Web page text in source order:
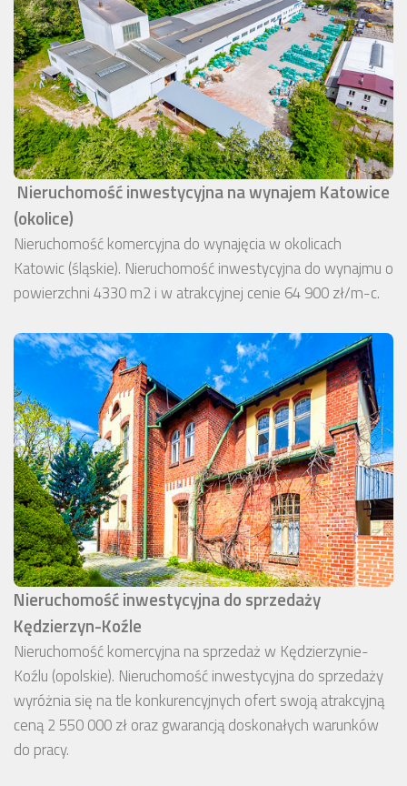
Nieruchomość inwestycyjna na wynajem Katowice
(okolice)
Nieruchomość komercyjna do wynajęcia w okolicach
Katowic (śląskie). Nieruchomość inwestycyjna do wynajmu o
powierzchni 4330 m2 i w atrakcyjnej cenie 64 900 zł/m-c.
Nieruchomość inwestycyjna do sprzedaży
Kędzierzyn-Koźle
Nieruchomość komercyjna na sprzedaż w Kędzierzynie-
Koźlu (opolskie). Nieruchomość inwestycyjna do sprzedaży
wyróżnia się na tle konkurencyjnych ofert swoją atrakcyjną
ceną 2 550 000 zł oraz gwarancją doskonałych warunków
do pracy.